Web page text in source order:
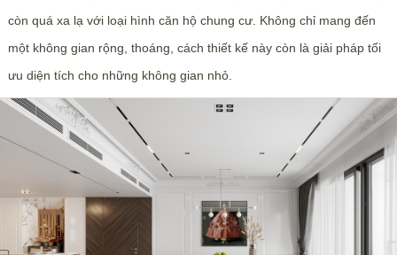
còn quá xa lạ với loại hình căn hộ chung cư. Không chỉ mang đến
một không gian rộng, thoáng, cách thiết kế này còn là giải pháp tối
ưu diện tích cho những không gian nhỏ.